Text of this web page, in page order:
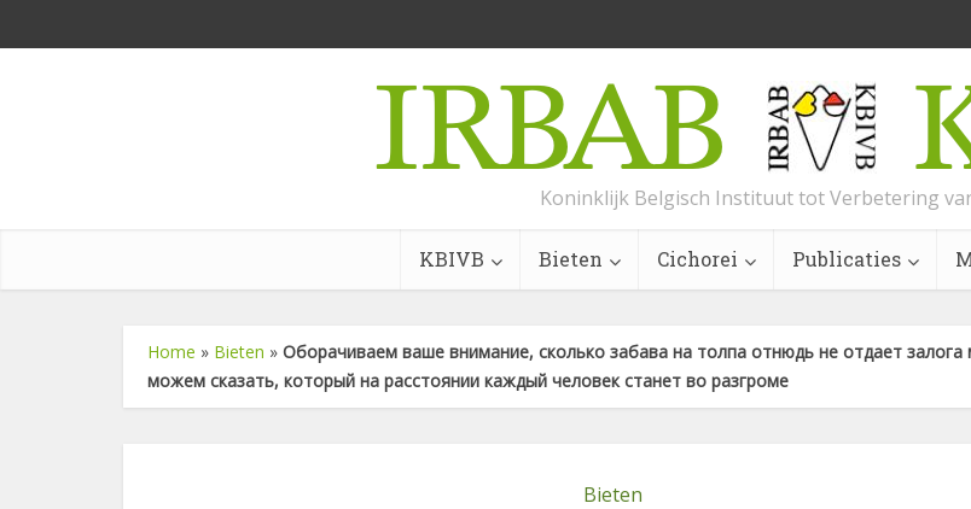
Koninklijk Belgisch Instituut tot Verbetering
KBIVB Bieten Cichorei Publicaties
Home » Bieten » Оборачиваем ваше внимание, сколько забава на толпа отнюдь не отдает
можем сказать, который на расстоянии каждый человек станет во разгроме
Bieten